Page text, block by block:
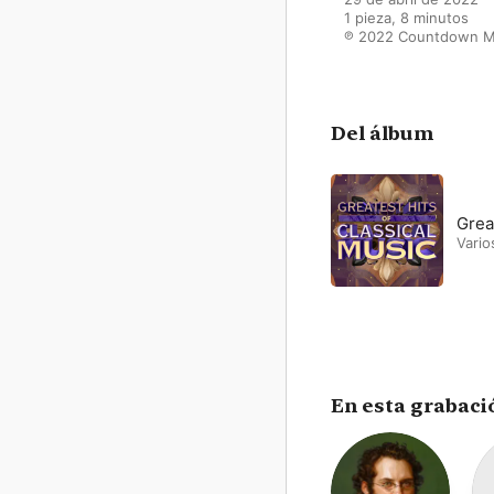
1 pieza, 8 minutos
℗ 2022 Countdown
Del álbum
En esta